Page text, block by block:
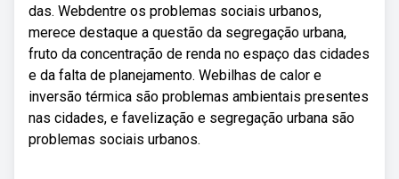
das. Webdentre os problemas sociais urbanos,
merece destaque a questão da segregação urbana,
fruto da concentração de renda no espaço das cidades
e da falta de planejamento. Webilhas de calor e
inversão térmica são problemas ambientais presentes
nas cidades, e favelização e segregação urbana são
problemas sociais urbanos.